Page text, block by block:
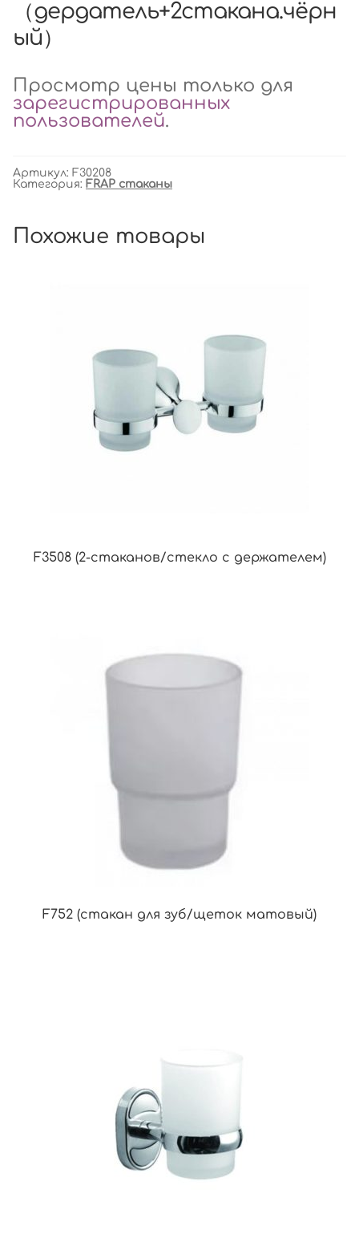
（дердатель+2стакана.чёрн
ый）
Просмотр цены только для
зарегистрированных
пользователей.
Артикул: F30208
Категория: FRAP стаканы
Похожие товары
F3508 (2-стаканов/стекло с держателем)
F752 (стакан для зуб/щеток матовый)